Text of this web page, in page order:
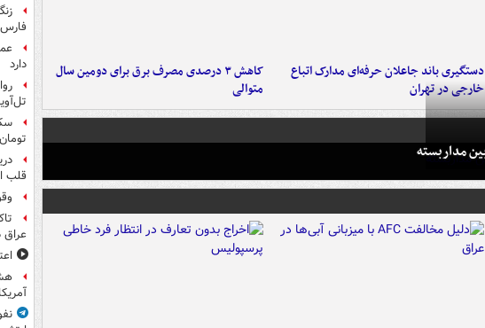
دستگیری باند جاعلان حرفه‌ای مدارک اتباع
خارجی در تهران
کاهش ۳ درصدی مصرف برق برای دومین سال
متوالی
دارد
تومان
قلب
عراق
آمریکا